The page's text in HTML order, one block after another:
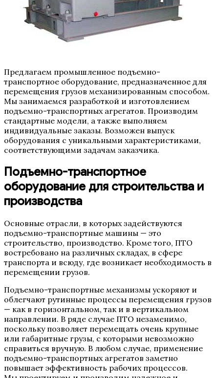
Предлагаем промышленное подъемно-
транспортное оборудование, предназначенное для
перемещения грузов механизированным способом.
Мы занимаемся разработкой и изготовлением
подъемно-транспортных агрегатов. Производим
стандартные модели, а также выполняем
индивидуальные заказы. Возможен выпуск
оборудования с уникальными характеристиками,
соответствующими задачам заказчика.
Подъемно-транспортное
оборудование для строительства и
производства
Основные отрасли, в которых задействуются
подъемно-транспортные машины — это
строительство, производство. Кроме того, ПТО
востребовано на различных складах, в сфере
транспорта и всюду, где возникает необходимость в
перемещении грузов.
Подъемно-транспортные механизмы ускоряют и
облегчают рутинные процессы перемещения грузов
— как в горизонтальном, так и в вертикальном
направлении. В ряде случае ПТО незаменимо,
поскольку позволяет перемещать очень крупные
или габаритные грузы, с которыми невозможно
справиться вручную. В любом случае, применение
подъемно-транспортных агрегатов заметно
повышает эффективность рабочих процессов.